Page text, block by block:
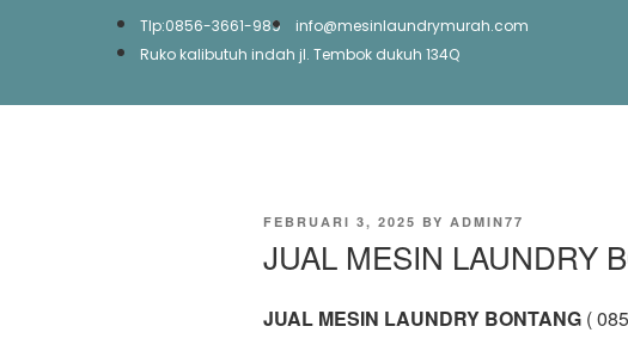
Tlp:0856-3661-989
info@mesinlaundrymurah.com
Ruko kalibutuh indah jl. Tembok dukuh 134Q
FEBRUARI 3, 2025 BY ADMIN77
JUAL MESIN LAUNDRY
JUAL MESIN LAUNDRY BONTANG (